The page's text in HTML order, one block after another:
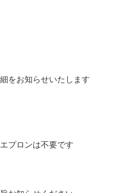
をお知らせいたします
プロンは不要です